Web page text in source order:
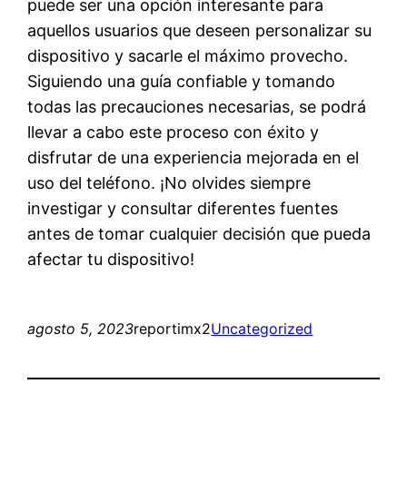
puede ser una opción interesante para
aquellos usuarios que deseen personalizar su
dispositivo y sacarle el máximo provecho.
Siguiendo una guía confiable y tomando
todas las precauciones necesarias, se podrá
llevar a cabo este proceso con éxito y
disfrutar de una experiencia mejorada en el
uso del teléfono. ¡No olvides siempre
investigar y consultar diferentes fuentes
antes de tomar cualquier decisión que pueda
afectar tu dispositivo!
agosto 5, 2023reportimx2Uncategorized